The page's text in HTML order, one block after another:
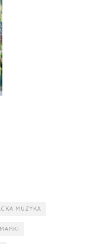
MUZYKA